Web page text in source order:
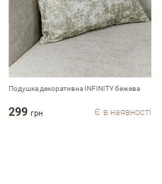
Подушка декоративна INFINITY бежева
299 грн Є в наявності